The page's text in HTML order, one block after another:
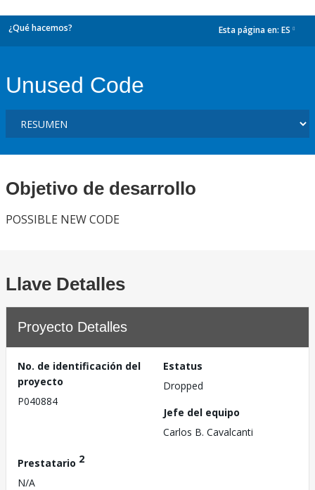
¿Qué hacemos? Esta página en: ES
Unused Code
Objetivo de desarrollo
POSSIBLE NEW CODE
Llave Detalles
Proyecto Detalles
No. de identificación del
proyecto
P040884
Estatus
Dropped
Jefe del equipo
Carlos B. Cavalcanti
Prestatario 2
N/A